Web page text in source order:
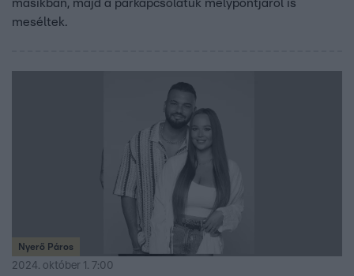
másikban, majd a párkapcsolatuk mélypontjáról is
meséltek.
Nyerő Páros
2024. október 1. 7:00